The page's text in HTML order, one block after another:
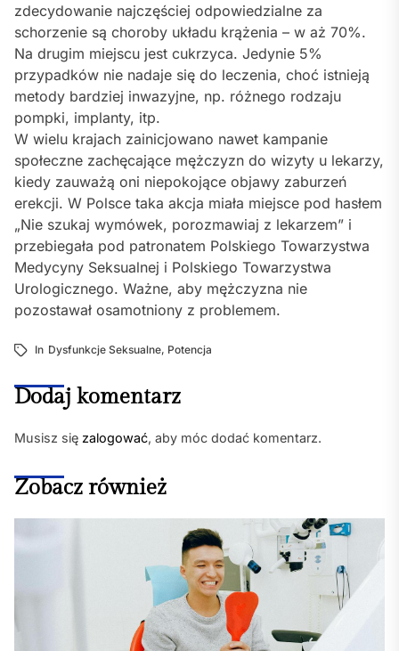
zdecydowanie najczęściej odpowiedzialne za
schorzenie są choroby układu krążenia – w aż 70%.
Na drugim miejscu jest cukrzyca. Jedynie 5%
przypadków nie nadaje się do leczenia, choć istnieją
metody bardziej inwazyjne, np. różnego rodzaju
pompki, implanty, itp.
W wielu krajach zainicjowano nawet kampanie
społeczne zachęcające mężczyzn do wizyty u lekarzy,
kiedy zauważą oni niepokojące objawy zaburzeń
erekcji. W Polsce taka akcja miała miejsce pod hasłem
„Nie szukaj wymówek, porozmawiaj z lekarzem” i
przebiegała pod patronatem Polskiego Towarzystwa
Medycyny Seksualnej i Polskiego Towarzystwa
Urologicznego. Ważne, aby mężczyzna nie
pozostawał osamotniony z problemem.
In Dysfunkcje Seksualne, Potencja
Dodaj komentarz
Musisz się zalogować, aby móc dodać komentarz.
Zobacz również